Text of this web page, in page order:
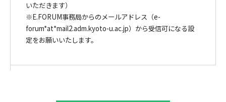
いただきます）
※E.FORUM事務局からのメールアドレス（e-
forum*at*mail2.adm.kyoto-u.ac.jp）から受信可になる設
定をお願いいたします。